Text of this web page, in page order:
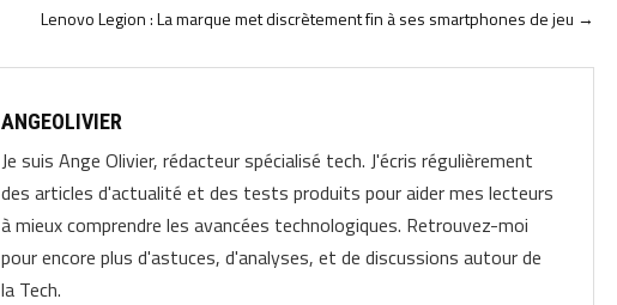
Lenovo Legion : La marque met discrètement fin à ses smartphones de jeu →
ANGEOLIVIER
Je suis Ange Olivier, rédacteur spécialisé tech. J'écris régulièrement
des articles d'actualité et des tests produits pour aider mes lecteurs
à mieux comprendre les avancées technologiques. Retrouvez-moi
pour encore plus d'astuces, d'analyses, et de discussions autour de
la Tech.